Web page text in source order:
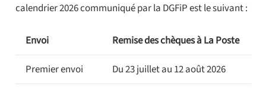
calendrier 2026 communiqué par la DGFiP est le suivant :
Envoi Remise des chèques à La Poste
Premier envoi Du 23 juillet au 12 août 2026